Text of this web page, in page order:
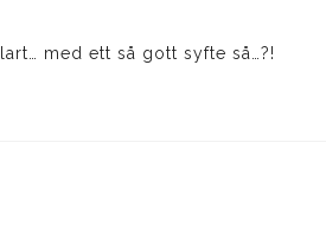
med ett så gott syfte så…?!